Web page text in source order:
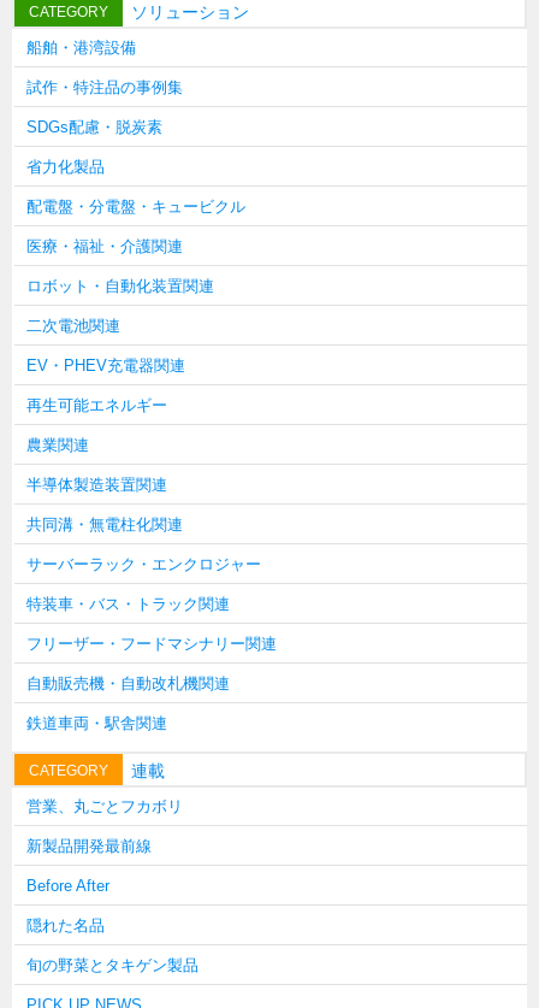
展示会情報／出展告知
展示会情報／報告レポート
工場見学
海外出張
社外セミナー
タキゲンの歴史
110周年企画
タキゲン売上ランキング
展示トラック
タキスポ
タキ旅レポ
タキネタ
韓国
上海
タイ
台湾
採用情報
インタビュー
入社１年目アンケート
入社式・創立記念式典
新年賀詞交歓会
メディア情報
CATEGORY ソリューション
船舶・港湾設備
試作・特注品の事例集
SDGs配慮・脱炭素
省力化製品
配電盤・分電盤・キュービクル
医療・福祉・介護関連
ロボット・自動化装置関連
二次電池関連
EV・PHEV充電器関連
再生可能エネルギー
農業関連
半導体製造装置関連
共同溝・無電柱化関連
サーバーラック・エンクロジャー
特装車・バス・トラック関連
フリーザー・フードマシナリー関連
自動販売機・自動改札機関連
鉄道車両・駅舎関連
CATEGORY 連載
営業、丸ごとフカボリ
新製品開発最前線
Before After
隠れた名品
旬の野菜とタキゲン製品